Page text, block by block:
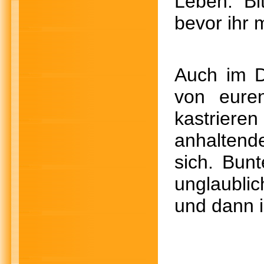
bevor ihr
Auch im
von
sich.
und dann